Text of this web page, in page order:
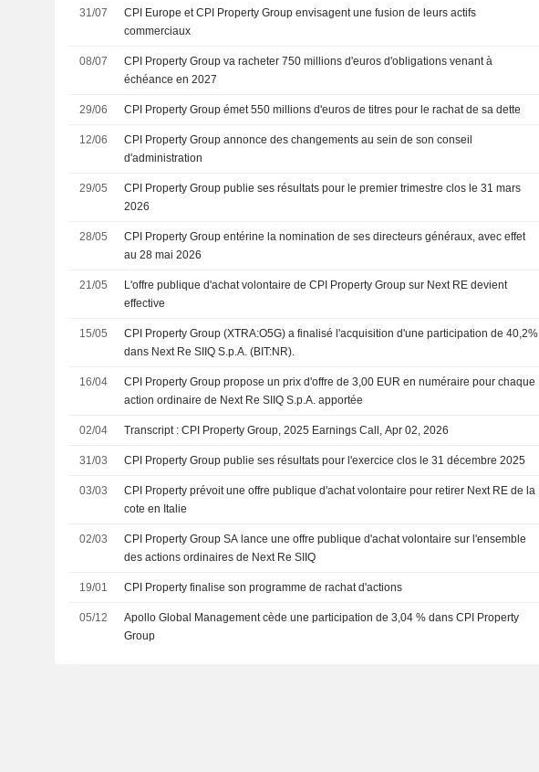
31/07
CPI Europe et CPI Property Group envisagent une fusion de leurs actifs
commerciaux
08/07
CPI Property Group va racheter 750 millions d'euros d'obligations venant à
échéance en 2027
29/06 CPI Property Group émet 550 millions d'euros de titres pour le rachat de sa dette
12/06
CPI Property Group annonce des changements au sein de son conseil
d'administration
29/05
CPI Property Group publie ses résultats pour le premier trimestre clos le 31 mars
2026
28/05
CPI Property Group entérine la nomination de ses directeurs généraux, avec effet
au 28 mai 2026
21/05
L'offre publique d'achat volontaire de CPI Property Group sur Next RE devient
effective
15/05
CPI Property Group (XTRA:O5G) a finalisé l'acquisition d'une participation de 40,2%
dans Next Re SIIQ S.p.A. (BIT:NR).
16/04
CPI Property Group propose un prix d'offre de 3,00 EUR en numéraire pour chaque
action ordinaire de Next Re SIIQ S.p.A. apportée
02/04 Transcript : CPI Property Group, 2025 Earnings Call, Apr 02, 2026
31/03 CPI Property Group publie ses résultats pour l'exercice clos le 31 décembre 2025
03/03
CPI Property prévoit une offre publique d'achat volontaire pour retirer Next RE de la
cote en Italie
02/03
CPI Property Group SA lance une offre publique d'achat volontaire sur l'ensemble
des actions ordinaires de Next Re SIIQ
19/01 CPI Property finalise son programme de rachat d'actions
05/12
Apollo Global Management cède une participation de 3,04 % dans CPI Property
Group